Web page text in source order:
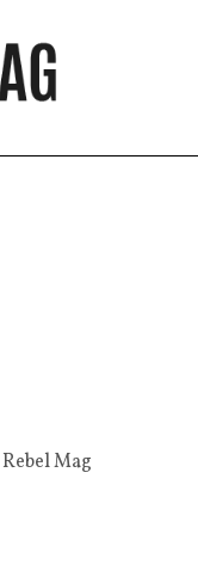
Rebel Mag